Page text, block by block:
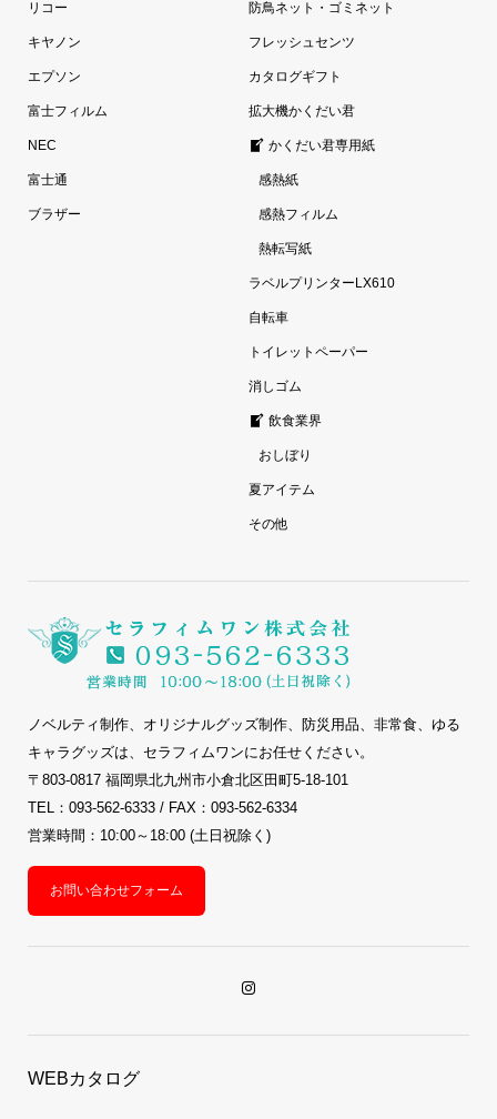
リコー
キヤノン
エプソン
富士フィルム
NEC
富士通
ブラザー
防鳥ネット・ゴミネット
フレッシュセンツ
カタログギフト
拡大機かくだい君
かくだい君専用紙
感熱紙
感熱フィルム
熱転写紙
ラベルプリンターLX610
自転車
トイレットペーパー
消しゴム
飲食業界
おしぼり
夏アイテム
その他
ノベルティ制作、オリジナルグッズ制作、防災用品、非常食、ゆる
キャラグッズは、セラフィムワンにお任せください。
〒803-0817 福岡県北九州市小倉北区田町5-18-101
TEL：093-562-6333 / FAX：093-562-6334
営業時間：10:00～18:00 (土日祝除く)
お問い合わせフォーム
WEBカタログ